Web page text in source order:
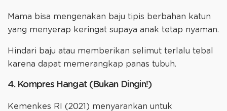
Mama bisa mengenakan baju tipis berbahan katun
yang menyerap keringat supaya anak tetap nyaman.
Hindari baju atau memberikan selimut terlalu tebal
karena dapat memerangkap panas tubuh.
4. Kompres Hangat (Bukan Dingin!)
Kemenkes RI (2021) menyarankan untuk